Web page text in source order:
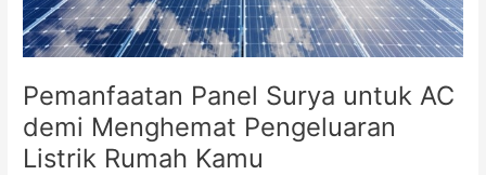
Pemanfaatan Panel Surya untuk AC
demi Menghemat Pengeluaran
Listrik Rumah Kamu
Kamu